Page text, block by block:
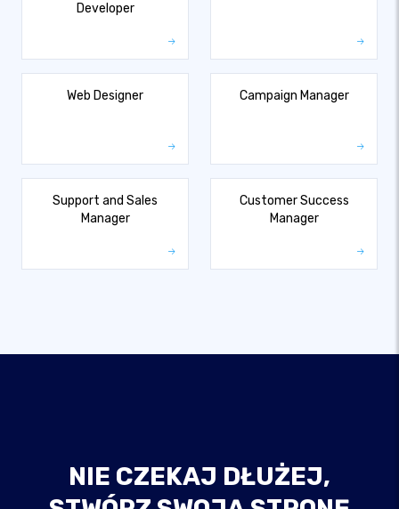
Developer
Web Designer Campaign Manager
Support and Sales
Manager
Customer Success
Manager
NIE CZEKAJ DŁUŻEJ,